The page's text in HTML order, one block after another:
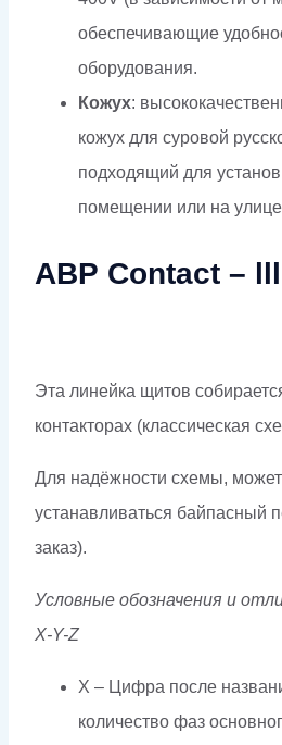
обеспечивающие
оборудования.
Кожух:
кожух для суровой
подходящий для
помещении или на
АВР Contact – lll
Эта линейка щитов
контакторах (классическая
Для надёжности схемы, может
устанавливаться байпасный
заказ).
Условные обозначения и
X-Y-Z
X – Цифра после
количество фаз